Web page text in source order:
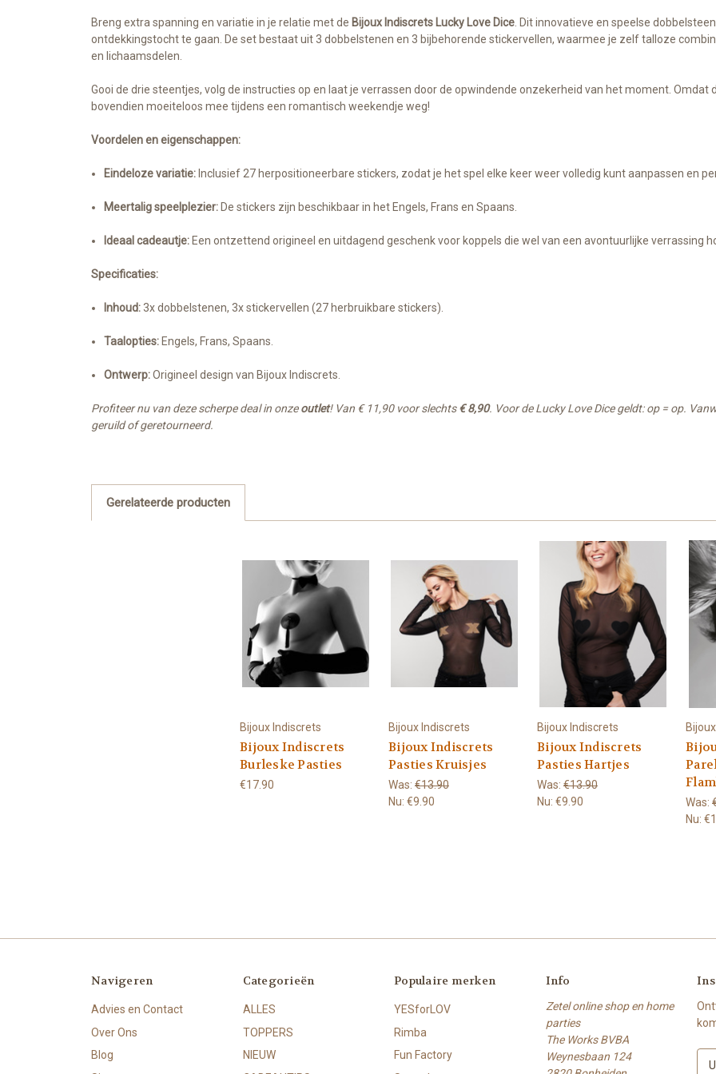
Breng extra spanning en variatie in je relatie met de Bijoux Indiscrets Lucky Love Dice . Dit innovatieve en speelse
ontdekkingstocht te gaan. De set bestaat uit 3 dobbelstenen en 3 bijbehorende stickervellen, waarmee je zelf talloze
en lichaamsdelen.
Gooi de drie steentjes, volg de instructies op en laat je verrassen door de opwindende onzekerheid van het moment.
bovendien moeiteloos mee tijdens een romantisch weekendje weg!
Voordelen en eigenschappen:
Eindeloze variatie: Inclusief 27 herpositioneerbare stickers, zodat je het spel elke keer weer volledig kunt aanpassen en
Meertalig speelplezier: De stickers zijn beschikbaar in het Engels, Frans en Spaans.
Ideaal cadeautje: Een ontzettend origineel en uitdagend geschenk voor koppels die wel van een avontuurlijke verrassing
Specificaties:
Inhoud:3x dobbelstenen, 3x stickervellen (27 herbruikbare stickers).
Taalopties: Engels, Frans, Spaans.
Ontwerp:Origineel design van Bijoux Indiscrets.
Profiteer nu van deze scherpe deal in onzeoutlet! Van € 11,90 voor slechts€ 8,90. Voor de Lucky Love Dice geldt: op = op.
geruild of geretourneerd.
Gerelateerde producten
Bijoux Indiscrets
Bijoux Indiscrets
Burleske Pasties
€17.90
Bijoux Indiscrets
Bijoux Indiscrets
Pasties Kruisjes
Was: €13.90
Nu: €9.90
Bijoux Indiscrets
Bijoux Indiscrets
Pasties Hartjes
Was: €13.90
Nu: €9.90 Was:
Nu:
Navigeren
Advies en Contact
Over Ons
Blog
Categorieën
ALLES
TOPPERS
NIEUW
Populaire merken
YESforLOV
Rimba
Fun Factory
Info
Zetel online shop en home
parties
The Works BVBA
Weynesbaan 124
E